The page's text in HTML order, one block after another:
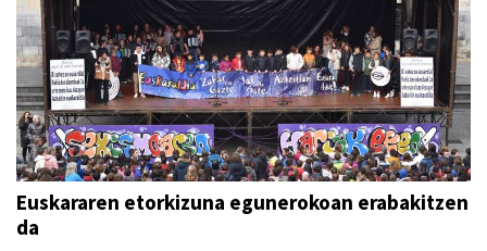
Euskararen etorkizuna egunerokoan erabakitzen
da